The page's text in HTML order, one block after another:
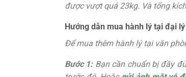
được vượt quá 23kg. Và tổng
Hướng dẫn mua hành lý tại đại
Để mua thêm hành lý tại văn
Bước 1:Bạn cần chuẩn bị đầy